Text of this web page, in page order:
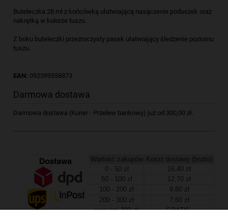
Buteleczka 28 ml z końcówką ułatwiającą nasączenie poduszek oraz
nakrętką w kolorze tuszu.
Z boku buteleczki przezroczysty pasek ułatwiający śledzenie poziomu
tuszu.
EAN: 092399558873
Darmowa dostawa
Darmowa dostawa (Kurier - Przelew bankowy) już od 300,00 zł.
Wartość zakupów
Koszt dostawy (brutto)
0 - 50 zł
16,40 zł
50 - 100 zł
12,70 zł
100 - 200 zł
9,80 zł
200 - 300 zł
7,60 zł
powyżej 300 zł
GRATIS